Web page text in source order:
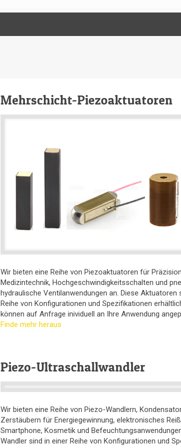
Mehrschicht-Piezoaktuatoren
Wir bieten eine Reihe von Piezoaktuatoren für
Medizintechnik, Hochgeschwindigkeitsschalten und
hydraulische Ventilanwendungen an. Diese Aktuatoren
Reihe von Konfigurationen und Spezifikationen
können auf Anfrage inividuell an Ihre Anwendung
Finde mehr heraus
Piezo-Ultraschallwandler
Wir bieten eine Reihe von Piezo-Wandlern,
Zerstäubern für Energiegewinnung, elektronisches
Smartphone, Kosmetik und
Wandler sind in einer Reihe von Konfigurationen und